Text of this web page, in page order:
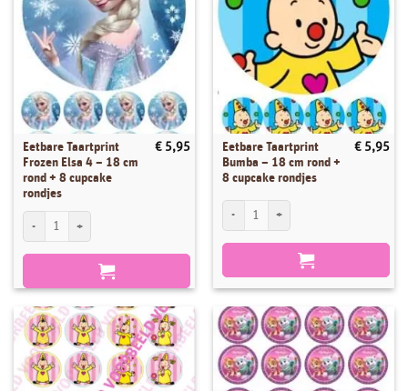
Eetbare Taartprint
Frozen Elsa 4 – 18 cm
rond + 8 cupcake
rondjes
€ 5,95
Eetbare Taartprint Frozen Elsa 4 - 18 cm rond + 8 cupcake rondjes aantal
Eetbare Taartprint
Bumba – 18 cm rond +
8 cupcake rondjes
€ 5,95
Eetbare Taartprint Bumba - 18 cm rond